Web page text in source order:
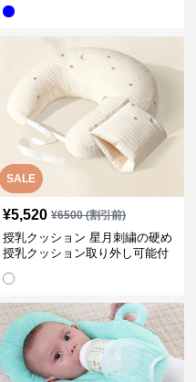
SALE
¥5,520 ¥6500(割引前)
授乳クッション 星月刺繍の硬め
授乳クッション取り外し可能付